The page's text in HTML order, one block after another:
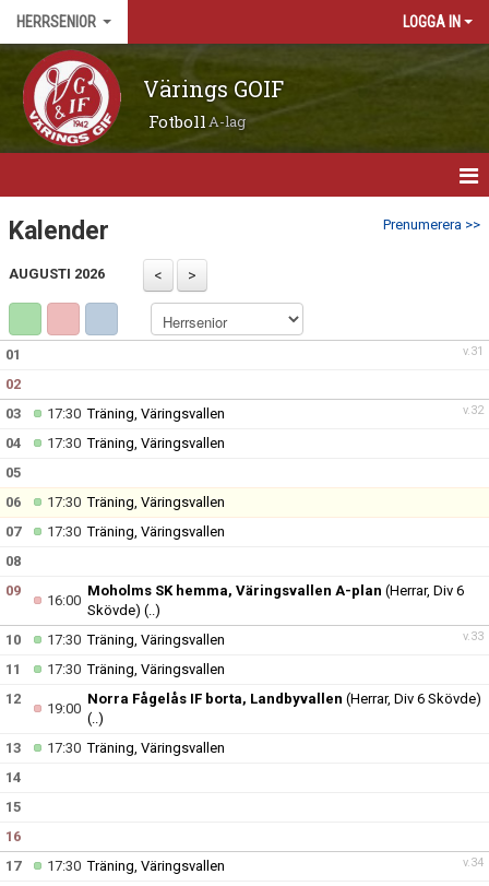
HERRSENIOR LOGGA IN
Värings GOIF
FotbollA-lag
HEM
NYHETER
KALENDER
TRUPPEN
DOKUMENT
Prenumerera >>
Kalender
AUGUSTI 2026
v.31
01
02
v.32
03 17:30Träning, Väringsvallen
04
17:30Träning, Väringsvallen
05
06
17:30Träning, Väringsvallen
07
17:30Träning, Väringsvallen
08
09
16:00
Moholms SK hemma, Väringsvallen A-plan (Herrar, Div 6
Skövde) (..)
v.33
10 17:30Träning, Väringsvallen
11
17:30Träning, Väringsvallen
12
19:00
Norra Fågelås IF borta, Landbyvallen (Herrar, Div 6 Skövde)
(..)
13
17:30Träning, Väringsvallen
14
15
16
v.34
17 17:30Träning, Väringsvallen